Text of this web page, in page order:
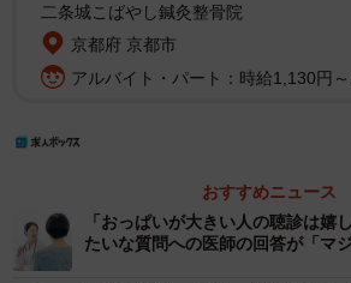
二条城こばやし鍼灸整骨院
京都府 京都市
アルバイト・パート：時給1,130円
おすすめニュース
「おっぱいが大きい人の聴診は嬉
たいな質問への医師の回答が「マ